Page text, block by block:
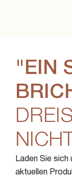
"EIN
Laden Sie sich
aktuellen